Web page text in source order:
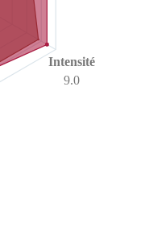
Intensité
9.0